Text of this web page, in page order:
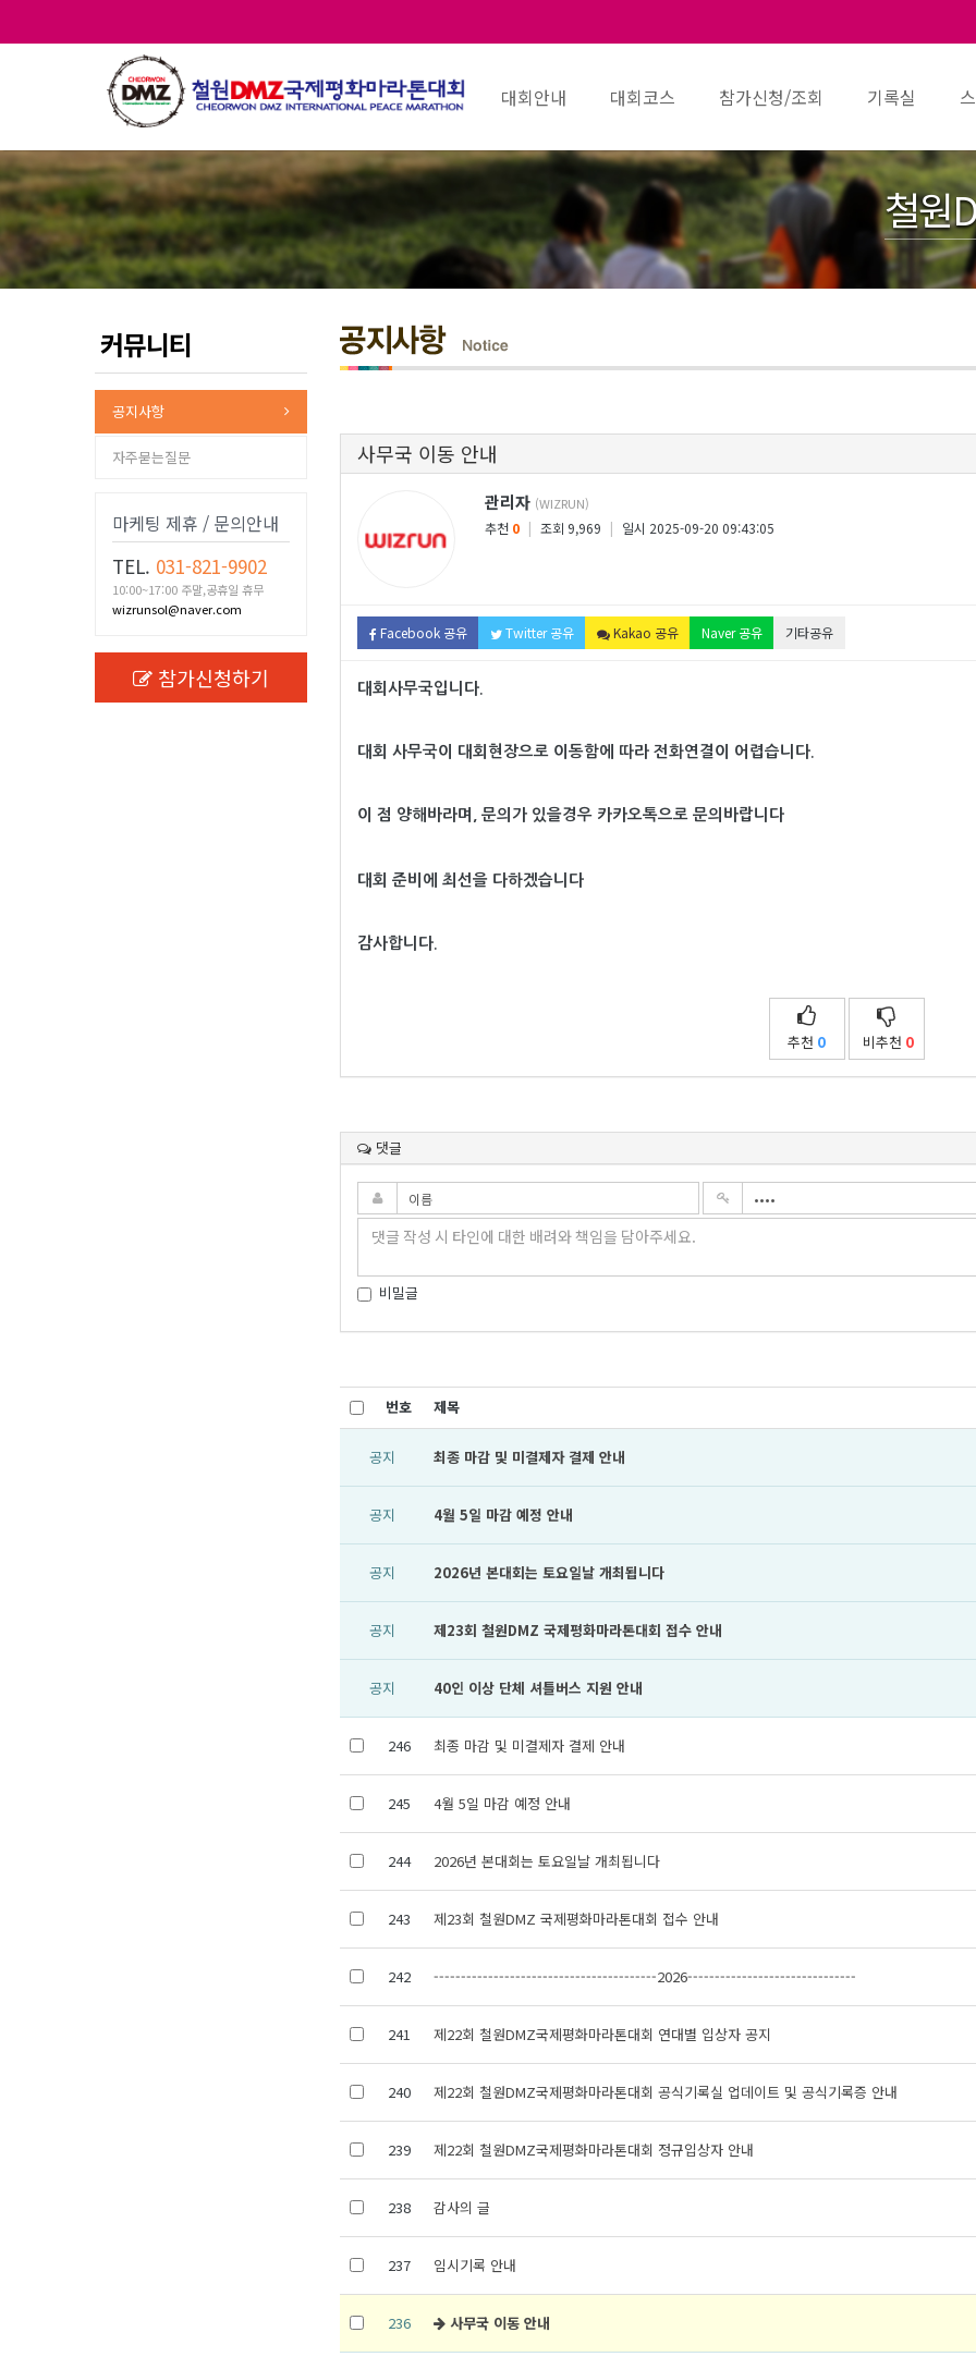
대회안내 대회코스 참가신청/조회 기록실
철원
커뮤니티
공지사항
자주묻는질문
마케팅 제휴 / 문의안내
TEL. 031-821-9902
10:00~17:00 주말,공휴일 휴무
wizrunsol@naver.com
참가신청하기
사무국 이동 안내
관리자 (WIZRUN)
추천 0 | 조회 9,969 | 일시 2025-09-20 09:43:05
Facebook 공유 Twitter 공유 Kakao 공유 Naver 공유 기타공유
대회사무국입니다.
대회 사무국이 대회현장으로 이동함에 따라 전화연결이 어렵습니다.
이 점 양해바라며, 문의가 있을경우 카카오톡으로 문의바랍니다
대회 준비에 최선을 다하겠습니다
감사합니다.
추천 0 비추천 0
댓글
비밀글
번호 제목
공지 최종 마감 및 미결제자 결제 안내
공지 4월 5일 마감 예정 안내
공지 2026년 본대회는 토요일날 개최됩니다
공지 제23회 철원DMZ 국제평화마라톤대회 접수 안내
공지 40인 이상 단체 셔틀버스 지원 안내
246 최종 마감 및 미결제자 결제 안내
245 4월 5일 마감 예정 안내
244 2026년 본대회는 토요일날 개최됩니다
243 제23회 철원DMZ 국제평화마라톤대회 접수 안내
242 -----------------------------------------2026-------------------------------
241 제22회 철원DMZ국제평화마라톤대회 연대별 입상자 공지
240 제22회 철원DMZ국제평화마라톤대회 공식기록실 업데이트 및 공식기록증 안내
239 제22회 철원DMZ국제평화마라톤대회 정규입상자 안내
238 감사의 글
237 임시기록 안내
236 사무국 이동 안내